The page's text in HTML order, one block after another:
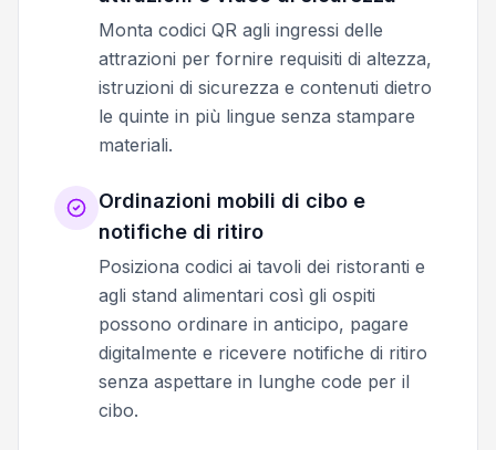
Monta codici QR agli ingressi delle
attrazioni per fornire requisiti di altezza,
istruzioni di sicurezza e contenuti dietro
le quinte in più lingue senza stampare
materiali.
Ordinazioni mobili di cibo e
notifiche di ritiro
Posiziona codici ai tavoli dei ristoranti e
agli stand alimentari così gli ospiti
possono ordinare in anticipo, pagare
digitalmente e ricevere notifiche di ritiro
senza aspettare in lunghe code per il
cibo.